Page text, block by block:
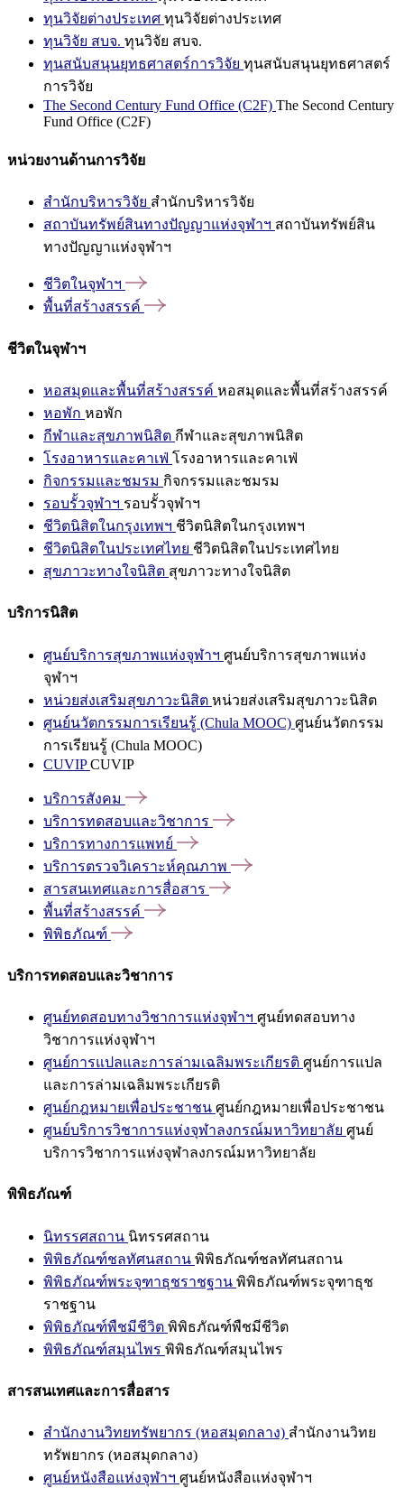
ทุนวิจัยต่างประเทศ ทุนวิจัยต่างประเทศ
ทุนวิจัย สบจ. ทุนวิจัย สบจ.
ทุนสนับสนุนยุทธศาสตร์การวิจัย ทุนสนับสนุนยุทธศาสตร์
การวิจัย
The Second Century Fund Office (C2F) The Second Century
Fund Office (C2F)
หน่วยงานด้านการวิจัย
สำนักบริหารวิจัย สำนักบริหารวิจัย
สถาบันทรัพย์สินทางปัญญาแห่งจุฬาฯ สถาบันทรัพย์สิน
ทางปัญญาแห่งจุฬาฯ
ชีวิตในจุฬาฯ
พื้นที่สร้างสรรค์
ชีวิตในจุฬาฯ
หอสมุดและพื้นที่สร้างสรรค์ หอสมุดและพื้นที่สร้างสรรค์
หอพัก หอพัก
กีฬาและสุขภาพนิสิต กีฬาและสุขภาพนิสิต
โรงอาหารและคาเฟ่ โรงอาหารและคาเฟ่
กิจกรรมและชมรม กิจกรรมและชมรม
รอบรั้วจุฬาฯ รอบรั้วจุฬาฯ
ชีวิตนิสิตในกรุงเทพฯ ชีวิตนิสิตในกรุงเทพฯ
ชีวิตนิสิตในประเทศไทย ชีวิตนิสิตในประเทศไทย
สุขภาวะทางใจนิสิต สุขภาวะทางใจนิสิต
บริการนิสิต
ศูนย์บริการสุขภาพแห่งจุฬาฯ ศูนย์บริการสุขภาพแห่ง
จุฬาฯ
หน่วยส่งเสริมสุขภาวะนิสิต หน่วยส่งเสริมสุขภาวะนิสิต
ศูนย์นวัตกรรมการเรียนรู้ (Chula MOOC) ศูนย์นวัตกรรม
การเรียนรู้ (Chula MOOC)
CUVIPCUVIP
บริการสังคม
บริการทดสอบและวิชาการ
บริการทางการแพทย์
บริการตรวจวิเคราะห์คุณภาพ
สารสนเทศและการสื่อสาร
พื้นที่สร้างสรรค์
พิพิธภัณฑ์
บริการทดสอบและวิชาการ
ศูนย์ทดสอบทางวิชาการแห่งจุฬาฯ ศูนย์ทดสอบทาง
วิชาการแห่งจุฬาฯ
ศูนย์การแปลและการล่ามเฉลิมพระเกียรติ ศูนย์การแปล
และการล่ามเฉลิมพระเกียรติ
ศูนย์กฎหมายเพื่อประชาชน ศูนย์กฎหมายเพื่อประชาชน
ศูนย์บริการวิชาการแห่งจุฬาลงกรณ์มหาวิทยาลัย ศูนย์
บริการวิชาการแห่งจุฬาลงกรณ์มหาวิทยาลัย
พิพิธภัณฑ์
นิทรรศสถาน นิทรรศสถาน
พิพิธภัณฑ์ชลทัศนสถาน พิพิธภัณฑ์ชลทัศนสถาน
พิพิธภัณฑ์พระจุฑาธุชราชฐาน พิพิธภัณฑ์พระจุฑาธุช
ราชฐาน
พิพิธภัณฑ์พืชมีชีวิต พิพิธภัณฑ์พืชมีชีวิต
พิพิธภัณฑ์สมุนไพร พิพิธภัณฑ์สมุนไพร
สารสนเทศและการสื่อสาร
สำนักงานวิทยทรัพยากร (หอสมุดกลาง) สำนักงานวิทย
ทรัพยากร (หอสมุดกลาง)
ศูนย์หนังสือแห่งจุฬาฯ ศูนย์หนังสือแห่งจุฬาฯ